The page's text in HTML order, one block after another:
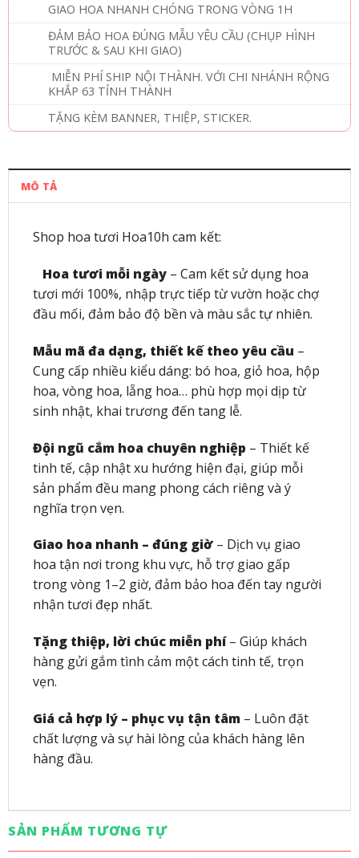
GIAO HOA NHANH CHÓNG TRONG VÒNG 1H
ĐẢM BẢO HOA ĐÚNG MẪU YÊU CẦU (CHỤP HÌNH
TRƯỚC & SAU KHI GIAO)
MIỄN PHÍ SHIP NỘI THÀNH. VỚI CHI NHÁNH RỘNG
KHẮP 63 TỈNH THÀNH
TẶNG KÈM BANNER, THIỆP, STICKER.
MÔ TẢ
Shop hoa tươi Hoa10h cam kết:
Hoa tươi mỗi ngày– Cam kết sử dụng hoa
tươi mới 100%, nhập trực tiếp từ vườn hoặc chợ
đầu mối, đảm bảo độ bền và màu sắc tự nhiên.
Mẫu mã đa dạng, thiết kế theo yêu cầu –
Cung cấp nhiều kiểu dáng: bó hoa, giỏ hoa, hộp
hoa, vòng hoa, lẵng hoa… phù hợp mọi dịp từ
sinh nhật, khai trương đến tang lễ.
Đội ngũ cắm hoa chuyên nghiệp – Thiết kế
tinh tế, cập nhật xu hướng hiện đại, giúp mỗi
sản phẩm đều mang phong cách riêng và ý
nghĩa trọn vẹn.
Giao hoa nhanh – đúng giờ– Dịch vụ giao
hoa tận nơi trong khu vực, hỗ trợ giao gấp
trong vòng 1–2 giờ, đảm bảo hoa đến tay người
nhận tươi đẹp nhất.
Tặng thiệp, lời chúc miễn phí– Giúp khách
hàng gửi gắm tình cảm một cách tinh tế, trọn
vẹn.
Giá cả hợp lý – phục vụ tận tâm– Luôn đặt
chất lượng và sự hài lòng của khách hàng lên
hàng đầu.
SẢN PHẨM TƯƠNG TỰ